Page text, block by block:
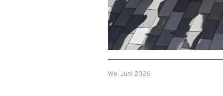
We, Juni 2026